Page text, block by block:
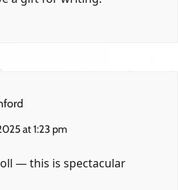
at 1:23 pm
— this is spectacular